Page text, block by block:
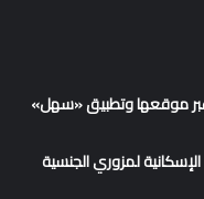
عبر موقعها وتطبيق «سهل»
الإسكانية لمزوري الجنسية